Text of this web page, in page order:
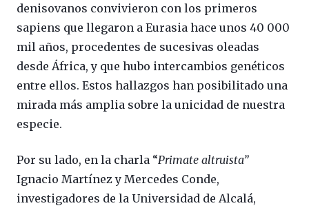
denisovanos convivieron con los primeros
sapiens que llegaron a Eurasia hace unos 40 000
mil años, procedentes de sucesivas oleadas
desde África, y que hubo intercambios genéticos
entre ellos. Estos hallazgos han posibilitado una
mirada más amplia sobre la unicidad de nuestra
especie.
Por su lado, en la charla “Primate altruista”
Ignacio Martínez y Mercedes Conde,
investigadores de la Universidad de Alcalá,